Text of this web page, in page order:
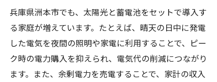
介
電気代がどこまで減るか導入後の変化に
注目
兵庫県洲本市でも、太陽光と蓄電池をセットで導入す
る家庭が増えています。たとえば、晴天の日中に発電
した電気を夜間の照明や家電に利用することで、ピー
ク時の電力購入を抑えられ、電気代の削減につながり
ます。また、余剰電力を売電することで、家計の収入